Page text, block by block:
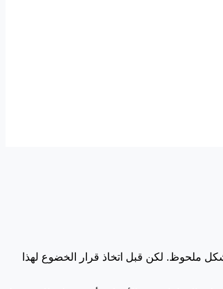
ملحوظ. لكن قبل اتخاذ قرار الخضوع لهذا